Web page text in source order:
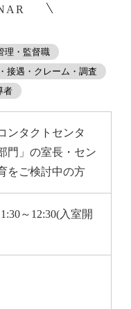
お問い合わせ
理・監督職
接遇・クレーム・調査
者
ンタクトセンタ
門」の室長・セン
をご検討中の方
～12:30(入室開